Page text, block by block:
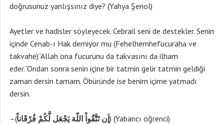
doğrusunuz yanlışsınız diye? (Yahya Şenol)
Ayetler ve hadisler söyleyecek. Cebrail seni de destekler. Senin
içinde Cenab-ı Hak demiyor mu (Fehelhemhefucuraha ve
takvahe)”Allah ona fucurunu da takvasını da ilham
eder.”Ondan sonra senin içine bir tatmin gelir tatmin geldiği
zaman dersin tamam. Öbüründe ise benim içime yatmadı
dersin.
–(إَن تَتَّقُواْ اللّهَ يَجْعَل لَّكُمْ فُرْقَاناً) (Yabancı öğrenci)